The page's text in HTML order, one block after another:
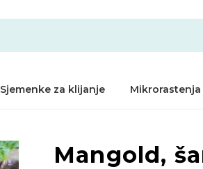
Sjemenke za klijanje Mikrorastenja
Mangold,